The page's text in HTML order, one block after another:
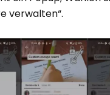
verwalten“.